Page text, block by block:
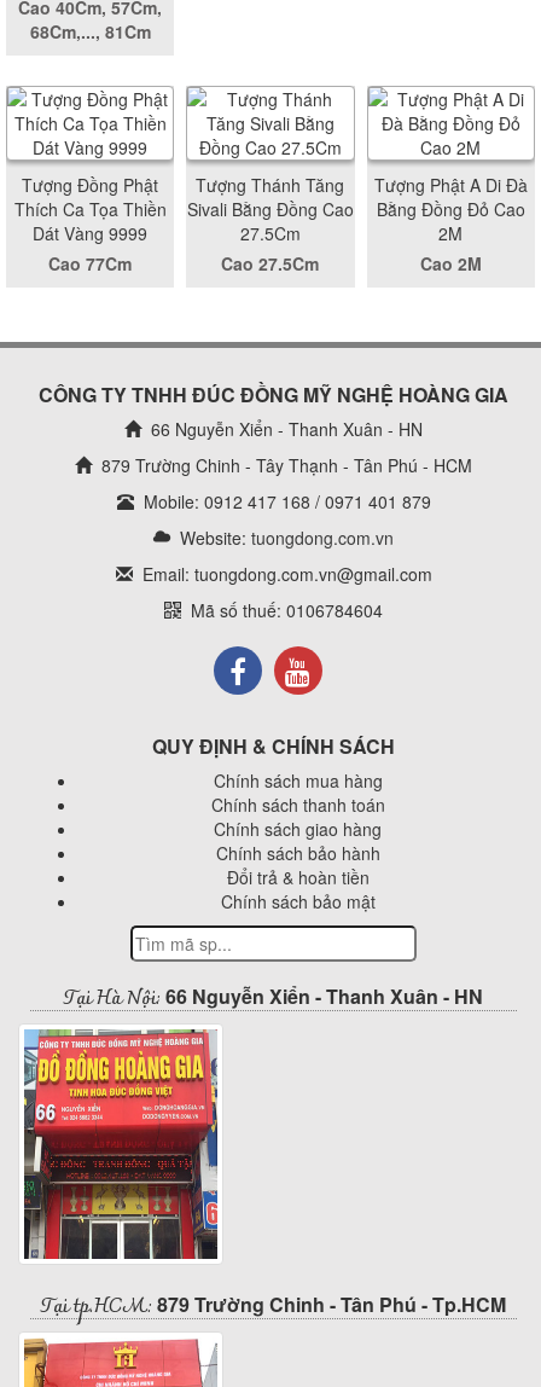
Cao 40Cm, 57Cm,
68Cm,..., 81Cm
Tượng Đồng Phật
Thích Ca Tọa Thiền
Dát Vàng 9999
Cao 77Cm
Tượng Thánh Tăng
Sivali Bằng Đồng Cao
27.5Cm
Cao 27.5Cm
Tượng Phật A Di Đà
Bằng Đồng Đỏ Cao
2M
Cao 2M
CÔNG TY TNHH ĐÚC ĐỒNG MỸ NGHỆ HOÀNG GIA
66 Nguyễn Xiển - Thanh Xuân - HN
879 Trường Chinh - Tây Thạnh - Tân Phú - HCM
Mobile: 0912 417 168 / 0971 401 879
Website: tuongdong.com.vn
Email: tuongdong.com.vn@gmail.com
Mã số thuế: 0106784604
QUY ĐỊNH & CHÍNH SÁCH
Chính sách mua hàng
Chính sách thanh toán
Chính sách giao hàng
Chính sách bảo hành
Đổi trả & hoàn tiền
Chính sách bảo mật
Tại Hà Nội: 66 Nguyễn Xiển - Thanh Xuân - HN
Tại tp.HCM: 879 Trường Chinh - Tân Phú - Tp.HCM